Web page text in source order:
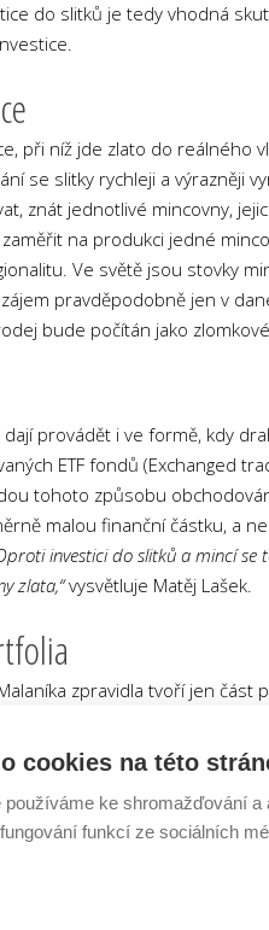
do slitků je tedy vhodná
při níž jde zlato do reálného
se slitky rychleji a výrazněji
znát jednotlivé mincovny,
na produkci jedné
Ve světě jsou stovky
pravděpodobně jen v
bude počítán jako
provádět i ve formě, kdy
ETF fondů (Exchanged
tohoto způsobu
malou finanční částku, a
investici do slitků a mincí
zlata,“vysvětluje Matěj Lašek.
zpravidla tvoří jen část
době nabízejí výnosy kolem
kolem dvou procent. Jedná se
dodává odborník.
cookies na této
používáme ke shromažďování
funkcí ze sociálních